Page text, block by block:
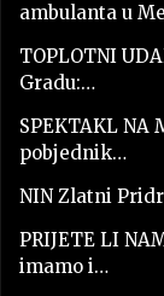
ambulanta u
TOPLOTNI
Gradu:…
SPEKTAKL NA
pobjednik…
NIN Zlatni
PRIJETE LI
imamo i…